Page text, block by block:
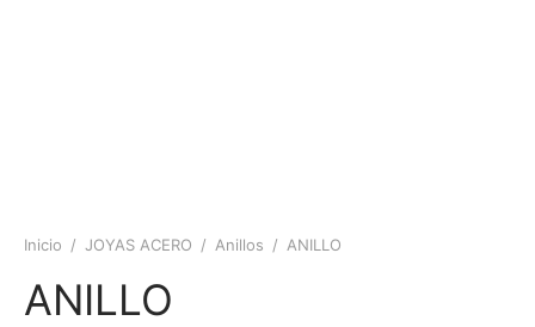
Inicio / JOYAS ACERO / Anillos / ANILLO
ANILLO